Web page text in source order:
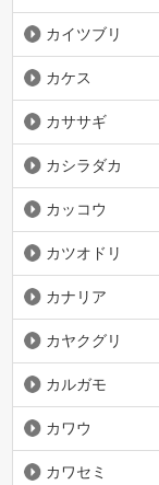
カイツブリ
カケス
カササギ
カシラダカ
カッコウ
カツオドリ
カナリア
カヤクグリ
カルガモ
カワウ
カワセミ